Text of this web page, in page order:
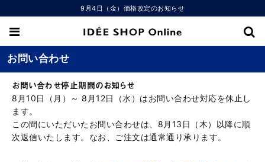
9月4日（金）価格改定のお知らせ
お問い合わせ
お問い合わせ停止期間のお知らせ
8月10日（月）～ 8月12日（水）はお問い合わせ対応を休止し
ます。
この間にいただいたお問い合わせは、8月13日（木）以降に順
次返信いたします。なお、ご注文は通常通り承ります。